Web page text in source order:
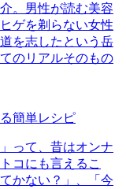
。男性が読む美容
ゲを剃らない女性
を志したという岳
のリアルそのもの
簡単レシピ
って、昔はオンナ
コにも言えるこ
かない？」、「今